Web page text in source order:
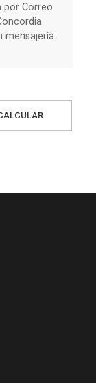
por Correo
mensajería